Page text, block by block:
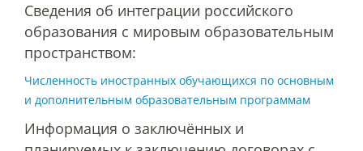
Образование
Руководство
Сведения об интеграции российского
образования с мировым образовательным
пространством:
Численность иностранных обучающихся по основным
и дополнительным образовательным программам
Информация о заключённых и